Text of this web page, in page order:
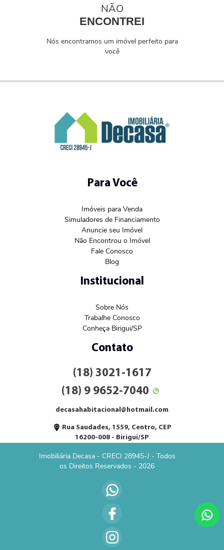
NÃO
ENCONTREI
Nós encontramos um imóvel perfeito para
você
Para Você
Imóveis para Venda
Simuladores de Financiamento
Anuncie seu Imóvel
Não Encontrou o Imóvel
Fale Conosco
Blog
Institucional
Sobre Nós
Trabalhe Conosco
Conheça Birigui/SP
Contato
(18) 3021-1617
(18) 9 9652-7040
decasahabitacional@hotmail.com
Rua Saudades, 1559, Centro, CEP
16200-008 - Birigui/SP
Imobiliária Decasa - CRECI 28945-J - Todos
os Direitos Reservados - 2026